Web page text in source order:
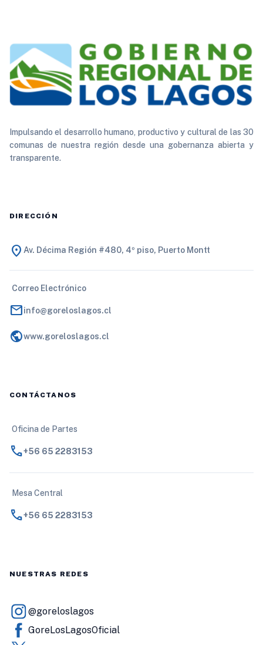
Impulsando el desarrollo humano, productivo y cultural de las 30
comunas de nuestra región desde una gobernanza abierta y
transparente.
DIRECCIÓN
location_on Av. Décima Región #480, 4º piso, Puerto Montt
Correo Electrónico
mailinfo@goreloslagos.cl
publicwww.goreloslagos.cl
CONTÁCTANOS
Oficina de Partes
call+56 65 2283153
Mesa Central
call+56 65 2283153
NUESTRAS REDES
@goreloslagos
GoreLosLagosOficial